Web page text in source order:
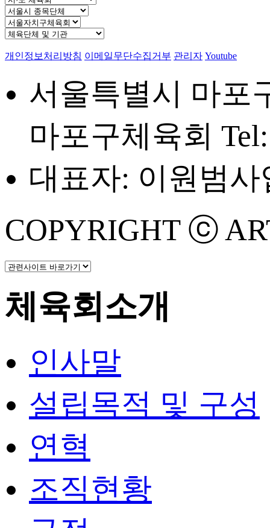
개인정보처리방침 이메일무단수집거부 관리자 Youtube
서울특별시 마포
마포구체육회
대표자: 이원범사
COPYRIGHT ⓒ
체육회소개
인사말
설립목적 및 구성
연혁
조직현황